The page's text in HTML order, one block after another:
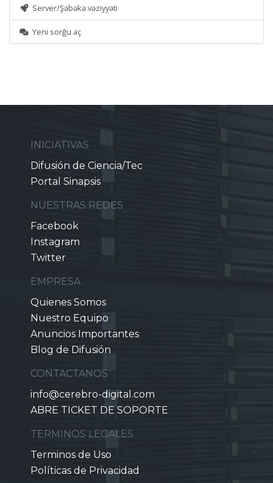
Server/Şəbəkə vəziyyəti
Yeni sorğu aç
INICIATIVAS
Difusión de Ciencia/Tec
Portal Sinapsis
NUESTRAS REDES
Facebook
Instagram
Twitter
EMPRESA
Quienes Somos
Nuestro Equipo
Anuncios Importantes
Blog de Difusión
CONTACTANOS
info@cerebro-digital.com
ABRE TICKET DE SOPORTE
TERMINOS LEGALES
Terminos de Uso
Políticas de Privacidad